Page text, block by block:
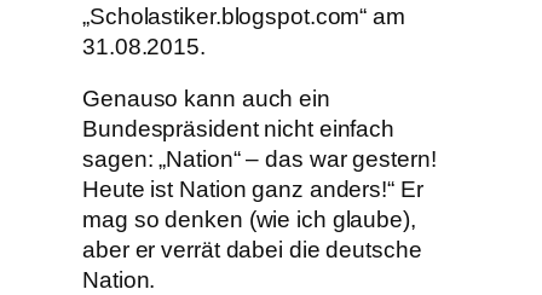
„Scholastiker.blogspot.com“ am
31.08.2015.
Genauso kann auch ein
Bundespräsident nicht einfach
sagen: „Nation“ – das war gestern!
Heute ist Nation ganz anders!“ Er
mag so denken (wie ich glaube),
aber er verrät dabei die deutsche
Nation.